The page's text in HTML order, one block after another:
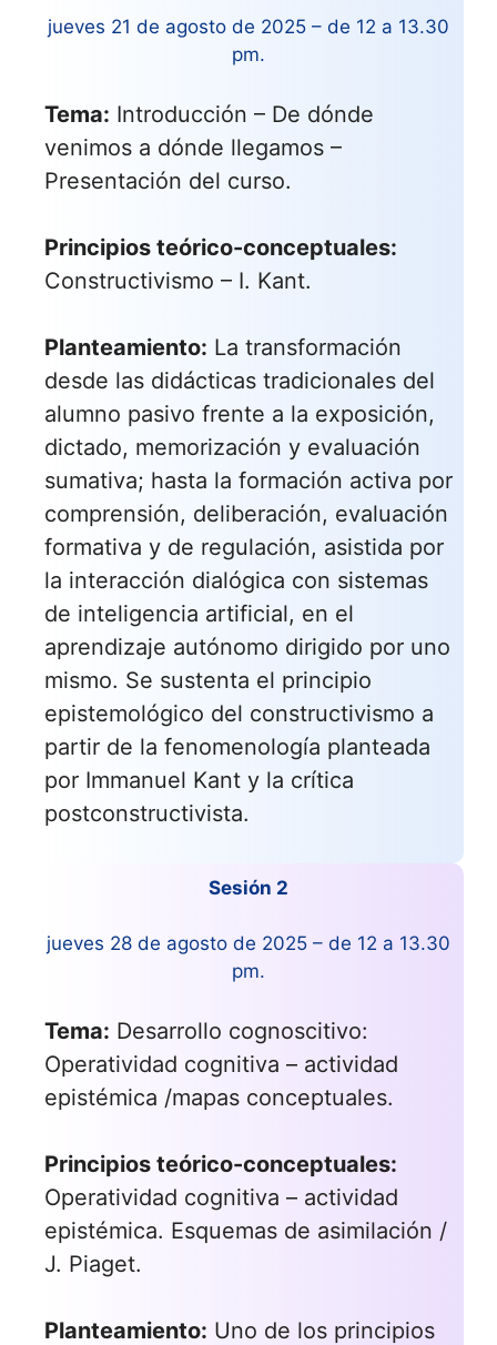
jueves 21 de agosto de 2025 – de 12 a 13.30
pm.
Tema: Introducción – De dónde
venimos a dónde llegamos –
Presentación del curso.
Principios teórico-conceptuales:
Constructivismo – I. Kant.
Planteamiento: La transformación
desde las didácticas tradicionales del
alumno pasivo frente a la exposición,
dictado, memorización y evaluación
sumativa; hasta la formación activa por
comprensión, deliberación, evaluación
formativa y de regulación, asistida por
la interacción dialógica con sistemas
de inteligencia artificial, en el
aprendizaje autónomo dirigido por uno
mismo. Se sustenta el principio
epistemológico del constructivismo a
partir de la fenomenología planteada
por Immanuel Kant y la crítica
postconstructivista.
Sesión 2
jueves 28 de agosto de 2025 – de 12 a 13.30
pm.
Tema: Desarrollo cognoscitivo:
Operatividad cognitiva – actividad
epistémica /mapas conceptuales.
Principios teórico-conceptuales:
Operatividad cognitiva – actividad
epistémica. Esquemas de asimilación /
J. Piaget.
Planteamiento: Uno de los principios